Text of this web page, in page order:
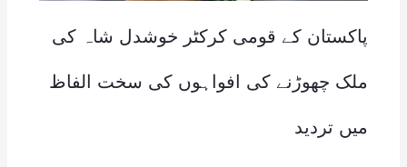
پاکستان کے قومی کرکٹر خوشدل شاہ کی
ملک چھوڑنے کی افواہوں کی سخت الفاظ
میں تردید